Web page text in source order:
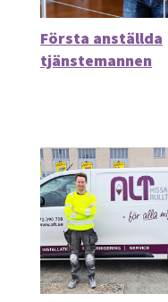
Första anställda
tjänstemannen